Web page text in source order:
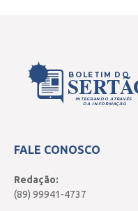
BOLETIM DO
INTEGRANDO ATRAVÉS
DA INFORMAÇÃO
FALE CONOSCO
Redação:
(89) 99941-4737